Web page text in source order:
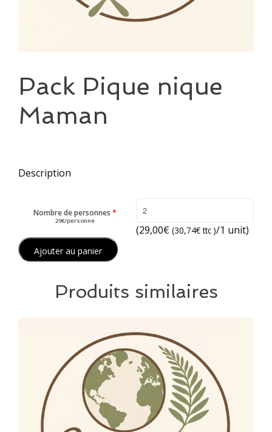
Pack Pique nique
Maman
Description
Nombre de personnes *
29€/personne
(29,00€ (30,74€ttc )/1 unit)
Ajouter au panier
Produits similaires